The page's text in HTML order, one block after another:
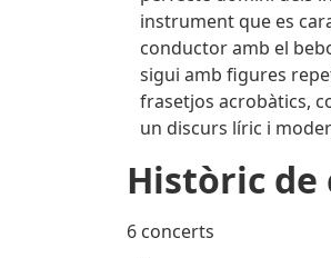
instrument que es
conductor amb el
sigui amb figures
frasetjos acrobàtics,
un discurs líric i
Històric de
6 concerts